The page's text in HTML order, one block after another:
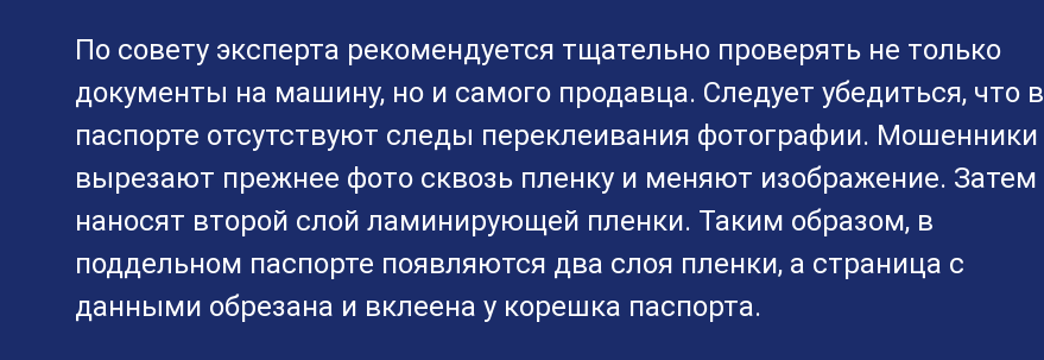
По совету эксперта рекомендуется тщательно проверять не только
документы на машину, но и самого продавца. Следует убедиться, что в
паспорте отсутствуют следы переклеивания фотографии. Мошенники
вырезают прежнее фото сквозь пленку и меняют изображение. Затем
наносят второй слой ламинирующей пленки. Таким образом, в
поддельном паспорте появляются два слоя пленки, а страница с
данными обрезана и вклеена у корешка паспорта.